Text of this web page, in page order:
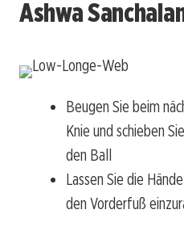
Ashwa
Beugen Sie beim
Knie und schieben
den Ball
Lassen Sie die
den Vorderfuß